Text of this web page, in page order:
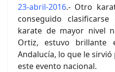
23-abril-2016.- Otro
conseguido
karate de mayor nivel
Ortiz, estuvo brillante
Andalucía, lo que le
este evento nacional.